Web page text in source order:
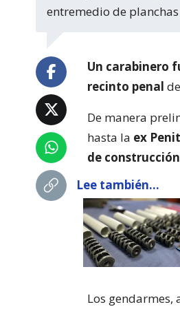
entremedio de
Un carabinero
recinto penal
De manera
hasta la ex
de construcción
Lee también...
Los gendarmes,